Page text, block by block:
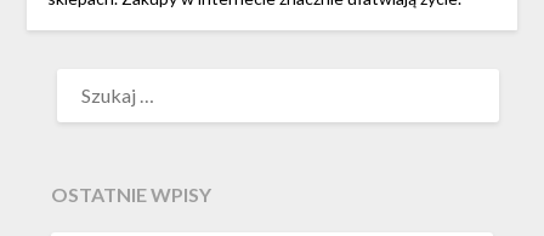
OSTATNIE WPISY